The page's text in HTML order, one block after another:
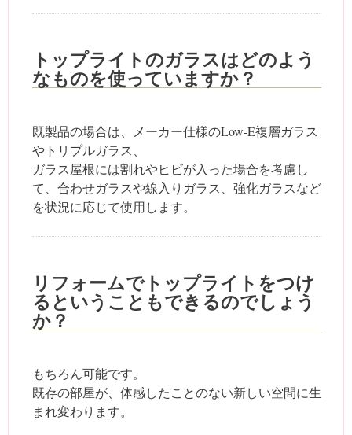
トップライトのガラスはどのよう
なものを使っていますか？
既製品の場合は、メーカー仕様のLow-E複層ガラス
やトリプルガラス、
ガラス屋根には割れやヒビが入った場合を考慮し
て、合わせガラスや線入りガラス、強化ガラスなど
を状況に応じて使用します。
リフォームでトップライトをつけ
るということもできるのでしょう
か？
もちろん可能です。
既存の部屋が、体感したことのない新しい空間に生
まれ変わります。